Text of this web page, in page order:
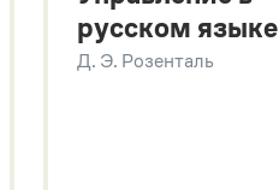
русском языке
Д. Э. Розенталь